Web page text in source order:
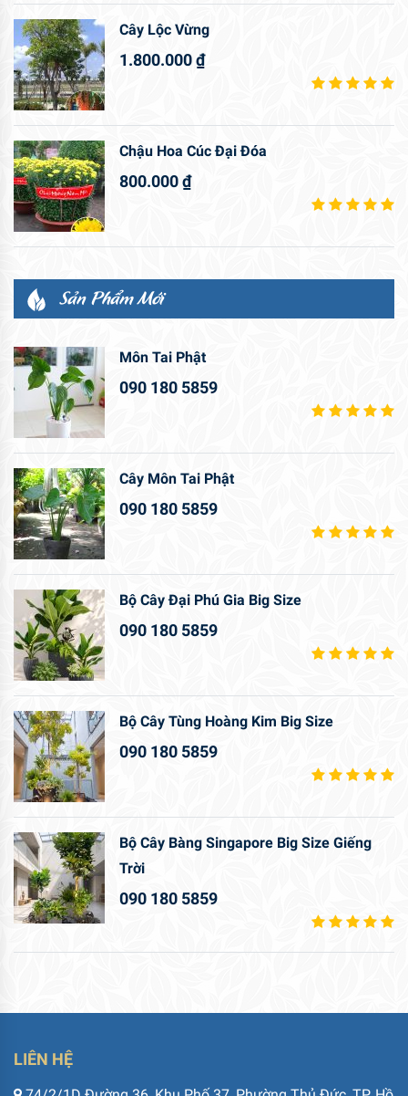
Cây Lộc Vừng
1.800.000₫
Chậu Hoa Cúc Đại Đóa
800.000₫
Sản Phẩm Mới
Môn Tai Phật
090 180 5859
Cây Môn Tai Phật
090 180 5859
Bộ Cây Đại Phú Gia Big Size
090 180 5859
Bộ Cây Tùng Hoàng Kim Big Size
090 180 5859
Bộ Cây Bàng Singapore Big Size Giếng
Trời
090 180 5859
LIÊN HỆ